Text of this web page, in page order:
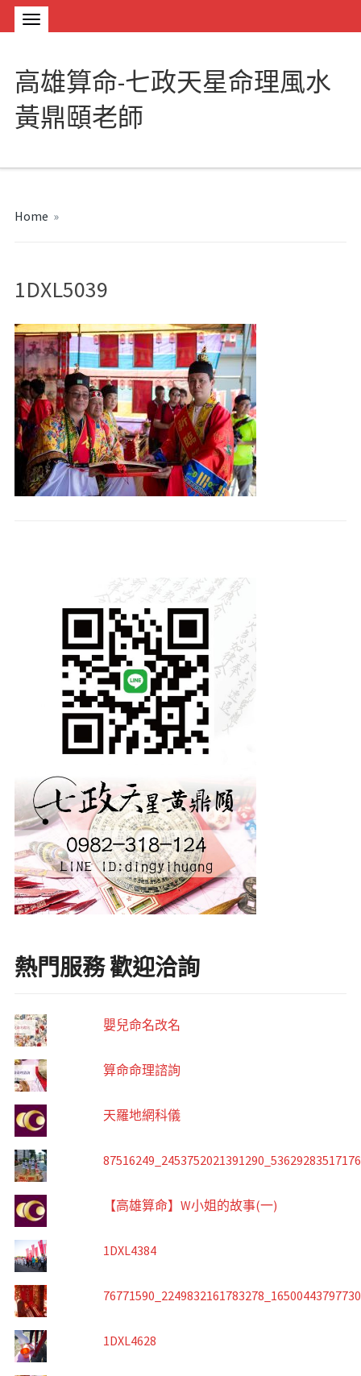
高雄算命-七政天星命理風水
黃鼎頤老師
Home »
1DXL5039
熱門服務 歡迎洽詢
嬰兒命名改名
算命命理諮詢
天羅地網科儀
【高雄算命】W小姐的故事(一)
1DXL4384
1DXL4628